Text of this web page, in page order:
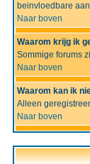
beinvloedbare
Naar boven
Waarom krijg ik
Sommige forums
Naar boven
Waarom kan ik
Alleen
Naar boven